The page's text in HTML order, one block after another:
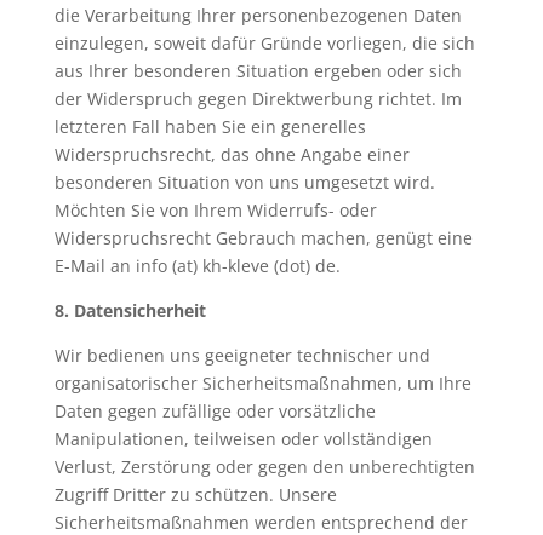
die Verarbeitung Ihrer personenbezogenen Daten
einzulegen, soweit dafür Gründe vorliegen, die sich
aus Ihrer besonderen Situation ergeben oder sich
der Widerspruch gegen Direktwerbung richtet. Im
letzteren Fall haben Sie ein generelles
Widerspruchsrecht, das ohne Angabe einer
besonderen Situation von uns umgesetzt wird.
Möchten Sie von Ihrem Widerrufs- oder
Widerspruchsrecht Gebrauch machen, genügt eine
E-Mail an info (at) kh-kleve (dot) de.
8. Datensicherheit
Wir bedienen uns geeigneter technischer und
organisatorischer Sicherheitsmaßnahmen, um Ihre
Daten gegen zufällige oder vorsätzliche
Manipulationen, teilweisen oder vollständigen
Verlust, Zerstörung oder gegen den unberechtigten
Zugriff Dritter zu schützen. Unsere
Sicherheitsmaßnahmen werden entsprechend der